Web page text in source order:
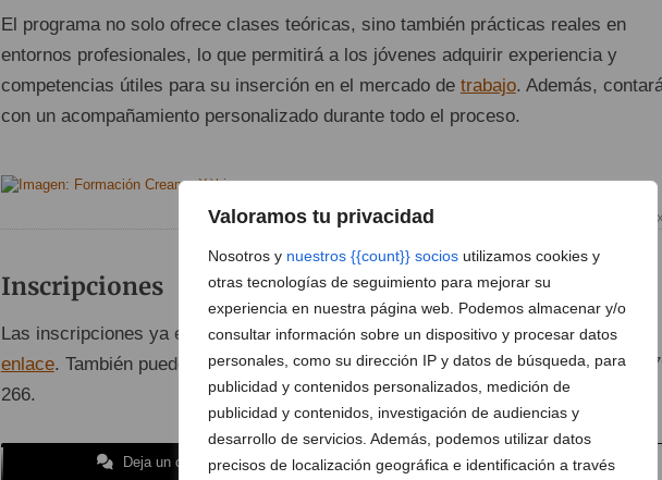
Valoramos tu privacidad
Nosotros y nuestros {{count}} socios utilizamos cookies y
otras tecnologías de seguimiento para mejorar su
experiencia en nuestra página web. Podemos almacenar y/o
consultar información sobre un dispositivo y procesar datos
personales, como su dirección IP y datos de búsqueda, para
publicidad y contenidos personalizados, medición de
publicidad y contenidos, investigación de audiencias y
desarrollo de servicios. Además, podemos utilizar datos
precisos de localización geográfica e identificación a través
El programa no solo ofrece clases teóricas, sino también prácticas reales en
entornos profesionales, lo que permitirá a los jóvenes adquirir experiencia y
competencias útiles para su inserción en el mercado de trabajo. Además,
con un acompañamiento personalizado durante todo el proceso.
Formación Creama
Inscripciones
Las inscripciones ya están abiertas y se pueden realizar a través delsiguiente
enlace. También puedes solicitar información enCreamaXàbia llamando al 965
266.
Deja un comentario Suscríbete a la newsletter